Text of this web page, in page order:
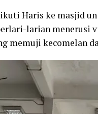
Haris ke masjid
larian menerusi
memuji kecomelan